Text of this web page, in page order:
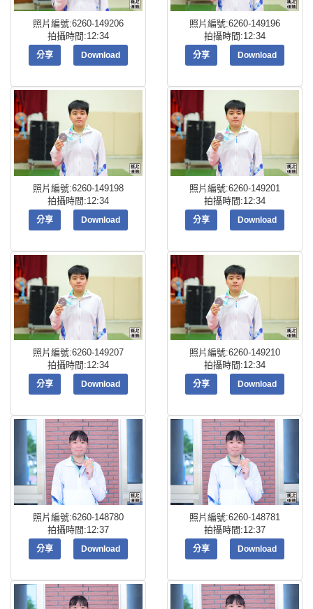
照片編號:6260-149206
拍攝時間:12:34
分享 Download
照片編號:6260-149196
拍攝時間:12:34
分享 Download
照片編號:6260-149198
拍攝時間:12:34
分享 Download
照片編號:6260-149201
拍攝時間:12:34
分享 Download
照片編號:6260-149207
拍攝時間:12:34
分享 Download
照片編號:6260-149210
拍攝時間:12:34
分享 Download
照片編號:6260-148780
拍攝時間:12:37
分享 Download
照片編號:6260-148781
拍攝時間:12:37
分享 Download